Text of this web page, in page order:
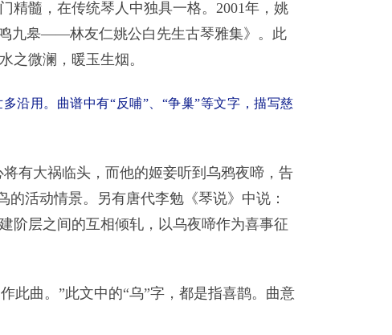
精髓，在传统琴人中独具一格。2001年，姚
鸣九皋——林友仁姚公白先生古琴雅集》。此
之微澜，暖玉生烟。
沿用。曲谱中有“反哺”、“争巢”等文字，描写慈
有大祸临头，而他的姬妾听到乌鸦夜啼，告
活动情景。另有唐代李勉《琴说》中说：
阶层之间的互相倾轧，以乌夜啼作为喜事征
此曲。”此文中的“乌”字，都是指喜鹊。曲意